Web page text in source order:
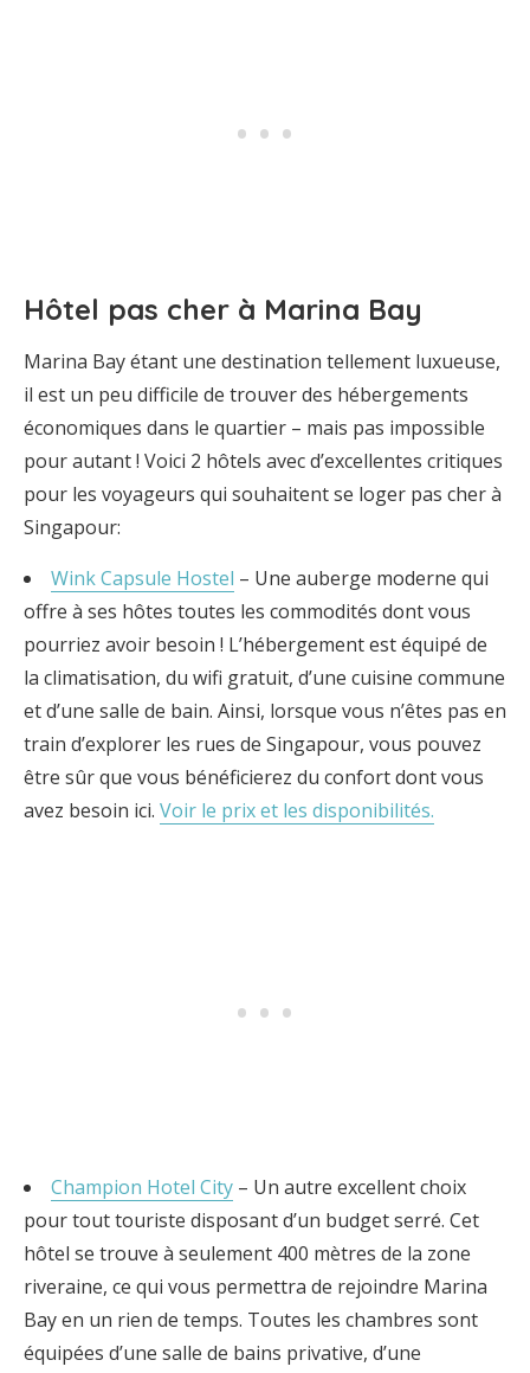
Hôtel pas cher à Marina Bay
Marina Bay étant une destination tellement luxueuse,
il est un peu difficile de trouver des hébergements
économiques dans le quartier – mais pas impossible
pour autant ! Voici 2 hôtels avec d’excellentes critiques
pour les voyageurs qui souhaitent se loger pas cher à
Singapour:
Wink Capsule Hostel – Une auberge moderne qui
offre à ses hôtes toutes les commodités dont vous
pourriez avoir besoin ! L’hébergement est équipé de
la climatisation, du wifi gratuit, d’une cuisine commune
et d’une salle de bain. Ainsi, lorsque vous n’êtes pas en
train d’explorer les rues de Singapour, vous pouvez
être sûr que vous bénéficierez du confort dont vous
avez besoin ici. Voir le prix et les disponibilités.
Champion Hotel City – Un autre excellent choix
pour tout touriste disposant d’un budget serré. Cet
hôtel se trouve à seulement 400 mètres de la zone
riveraine, ce qui vous permettra de rejoindre Marina
Bay en un rien de temps. Toutes les chambres sont
équipées d’une salle de bains privative, d’une